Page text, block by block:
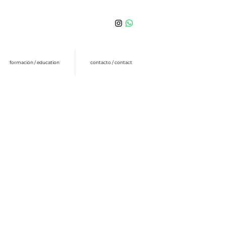
formación / education contacto / contact